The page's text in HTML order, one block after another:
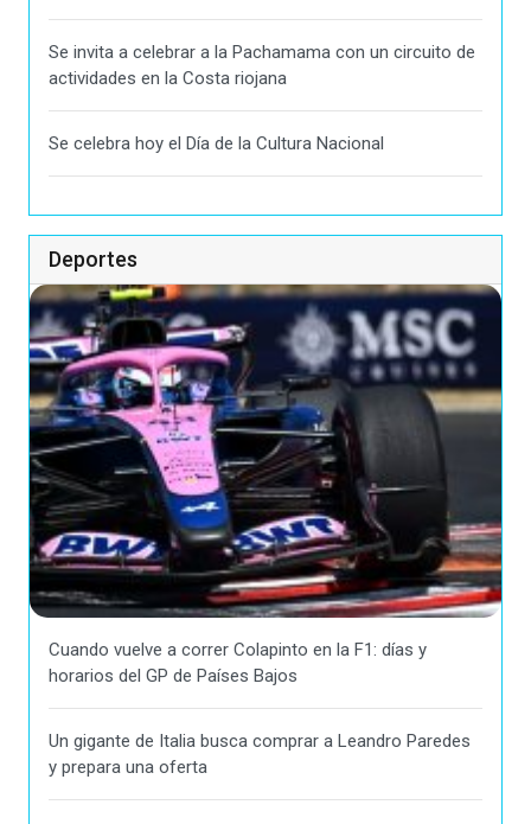
Se invita a celebrar a la Pachamama con un circuito de
actividades en la Costa riojana
Se celebra hoy el Día de la Cultura Nacional
Deportes
Cuando vuelve a correr Colapinto en la F1: días y
horarios del GP de Países Bajos
Un gigante de Italia busca comprar a Leandro Paredes
y prepara una oferta